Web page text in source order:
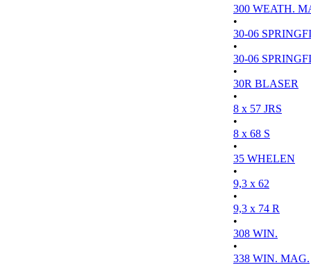
300 WEATH.
•
30-06
•
30-06
•
30R BLASER
•
8 x 57 JRS
•
8 x 68 S
•
35 WHELEN
•
9,3 x 62
•
9,3 x 74 R
•
308 WIN.
•
338 WIN. MAG.